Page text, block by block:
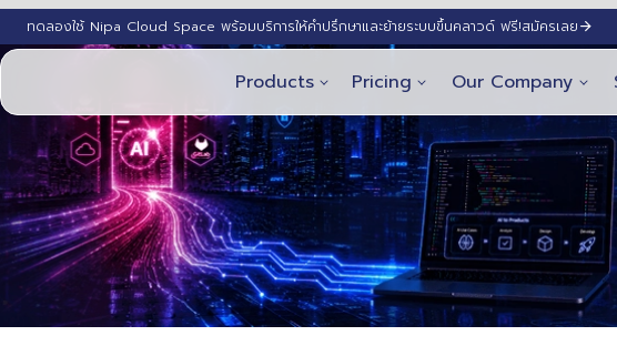
ทดลองใช้ Nipa Cloud Space พร้อมบริการให้คำปรึกษาและย้ายระบบขึ้นคลาวด์ ฟรี!สมัครเลย
Products Pricing Our Company